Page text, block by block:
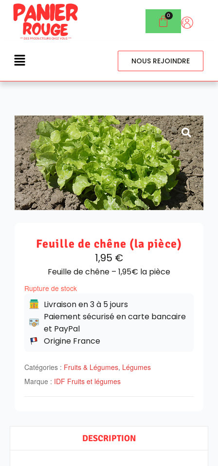
NOUS REJOINDRE
Feuille de chêne (la pièce)
1,95 €
Feuille de chêne – 1,95€ la pièce
Rupture de stock
Livraison en 3 à 5 jours
Paiement sécurisé en carte bancaire
et PayPal
Origine France
Catégories : Fruits & Légumes, Légumes
Marque : IDF Fruits et légumes
DESCRIPTION